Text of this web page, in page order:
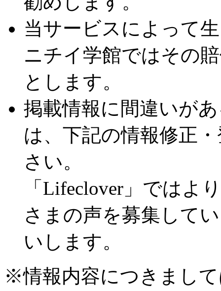
当サービスによって
ニチイ学館ではその
とします。
掲載情報に間違いが
は、下記の情報修正
さい。
「Lifeclover」ではよ
さまの声を募集して
いします。
※情報内容につきまし